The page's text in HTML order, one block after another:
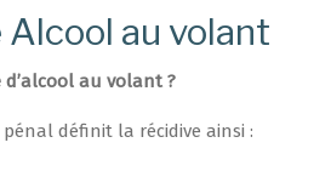
Alcool au volant
d’alcool au volant ?
pénal définit la récidive ainsi :